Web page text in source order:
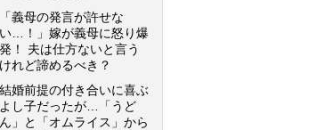
「義母の発言が許せな
い…！」嫁が義母に怒り爆
発！ 夫は仕方ないと言う
けれど諦めるべき？
結婚前提の付き合いに喜ぶ
よし子だったが…「うど
ん」と「オムライス」から